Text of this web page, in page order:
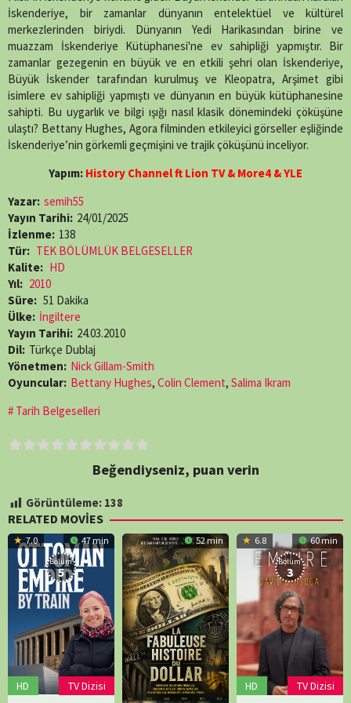
İskenderiye, bir zamanlar dünyanın entelektüel ve kültürel
merkezlerinden biriydi. Dünyanın Yedi Harikasından birine ve
muazzam İskenderiye Kütüphanesi'ne ev sahipliği yapmıştır. Bir
zamanlar gezegenin en büyük ve en etkili şehri olan İskenderiye,
Büyük İskender tarafından kurulmuş ve Kleopatra, Arşimet gibi
isimlere ev sahipliği yapmıştı ve dünyanın en büyük kütüphanesine
sahipti. Bu uygarlık ve bilgi ışığı nasıl klasik dönemindeki çöküşüne
ulaştı? Bettany Hughes, Agora filminden etkileyici görseller eşliğinde
İskenderiye’nin görkemli geçmişini ve trajik çöküşünü inceliyor.
Yapım: History Channel ft Lion TV & More4 & YLE
Yazar: semih55
Yayın Tarihi: 24/01/2025
İzlenme: 138
Tür: TEK BÖLÜMLÜK BELGESELLER
Kalite: HD
Yıl: 2010
Süre: 51 Dakika
Ülke: İngiltere
Yayın Tarihi: 24.03.2010
Dil: Türkçe Dublaj
Yönetmen: Nick Gillam-Smith
Oyuncular: Bettany Hughes, Colin Clement, Salima Ikram
Tarih Belgeselleri
Beğendiyseniz, puan verin
Görüntüleme: 138
RELATED MOVIES
7.0 47 min
HD
Bölüm:
5
TV Dizisi
52 min 6.8 60 min
HD
Bölüm:
3
TV Dizisi